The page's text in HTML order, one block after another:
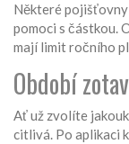
Některé
pomoci s částkou.
mají limit ročního
Období
Ať už zvolíte
citlivá. Po aplikaci